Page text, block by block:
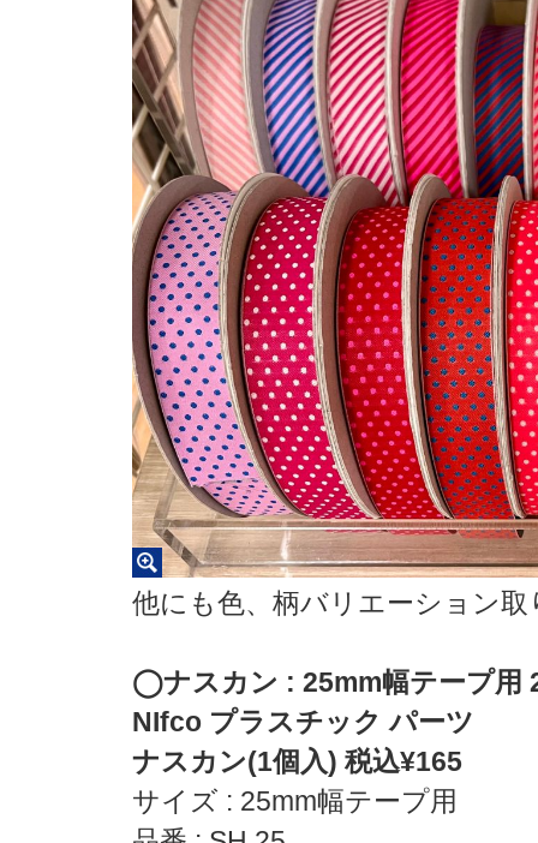
他にも色、柄バリエーション
◯ナスカン : 25mm幅テープ用
NIfco プラスチック パーツ
ナスカン(1個入) 税込¥165
サイズ : 25mm幅テープ用